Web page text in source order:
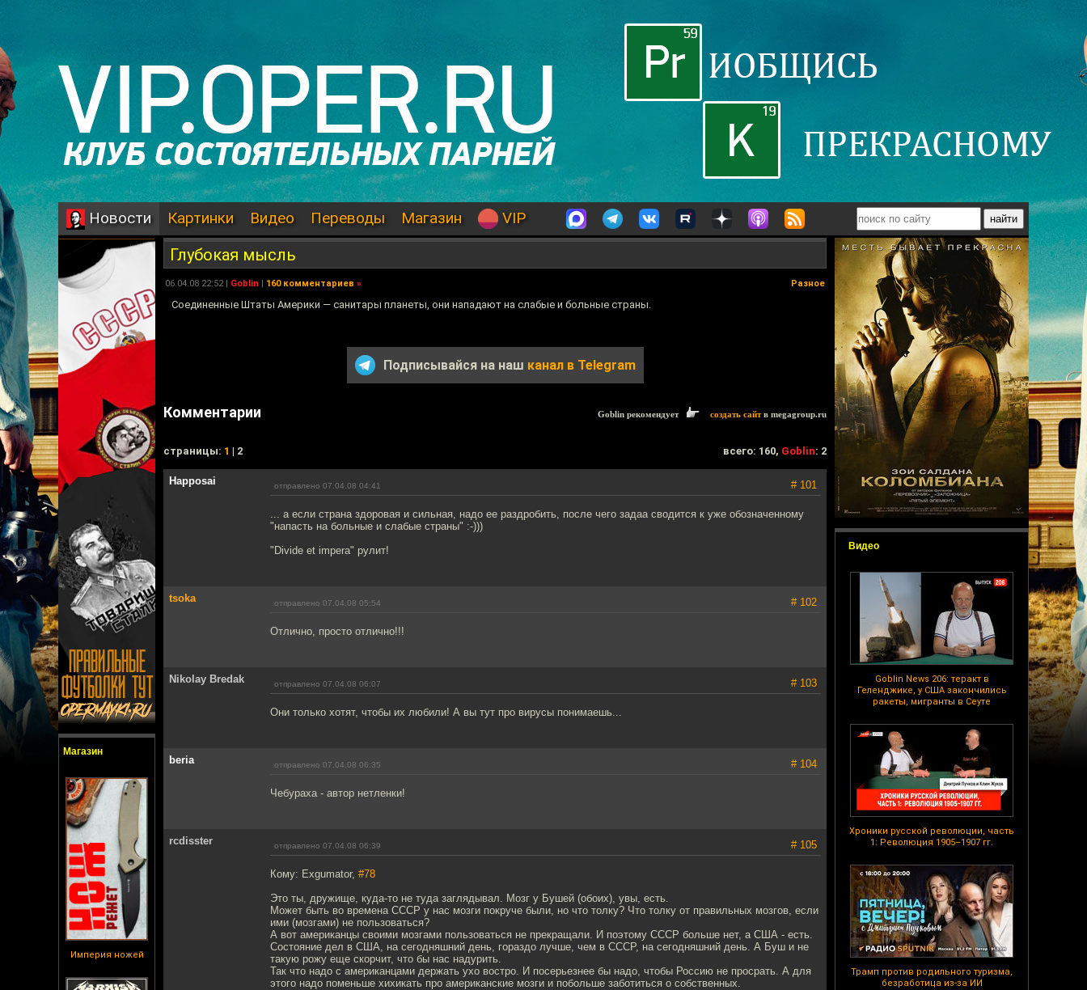
Новости Картинки Видео Переводы Магазин VIP
Магазин
Империя ножей
Видео
Goblin News 206: теракт в
Геленджике, у США закончились
ракеты, мигранты в Сеуте
Хроники русской революции, часть
1: Революция 1905–1907 гг.
Трамп против родильного туризма,
безработица из-за ИИ
Глубокая мысль
06.04.08 22:52 | Goblin | 160 комментариев » Разное
Соединенные Штаты Америки — санитары планеты, они нападают на слабые и больные страны.
Подписывайся на наш канал в Telegram
Комментарии Goblin рекомендует создать сайтв megagroup.ru
cтраницы: 1 | 2 всего: 160, Goblin: 2
Happosai отправлено 07.04.08 04:41 # 101
... а если страна здоровая и сильная, надо ее раздробить, после чего задаа сводится к уже обозначенному
"напасть на больные и слабые страны" :-)))
"Divide et impera" рулит!
tsoka отправлено 07.04.08 05:54 # 102
Отлично, просто отлично!!!
Nikolay Bredak отправлено 07.04.08 06:07 # 103
Они только хотят, чтобы их любили! А вы тут про вирусы понимаешь...
beria отправлено 07.04.08 06:35 # 104
Чебураха - автор нетленки!
rcdisster отправлено 07.04.08 06:39 # 105
Кому: Exgumator, #78
Это ты, дружище, куда-то не туда заглядывал. Мозг у Бушей (обоих), увы, есть.
Может быть во времена СССР у нас мозги покруче были, но что толку? Что толку от правильных мозгов, если
ими (мозгами) не пользоваться?
А вот американцы своими мозгами пользоваться не прекращали. И поэтому СССР больше нет, а США - есть.
Состояние дел в США, на сегодняшний день, гораздо лучше, чем в СССР, на сегодняшний день. А Буш и не
такую рожу еще скорчит, что бы нас надурить.
Так что надо с американцами держать ухо востро. И посерьезнее бы надо, чтобы Россию не просрать. А для
этого надо поменьше хихикать про американские мозги и побольше заботиться о собственных.